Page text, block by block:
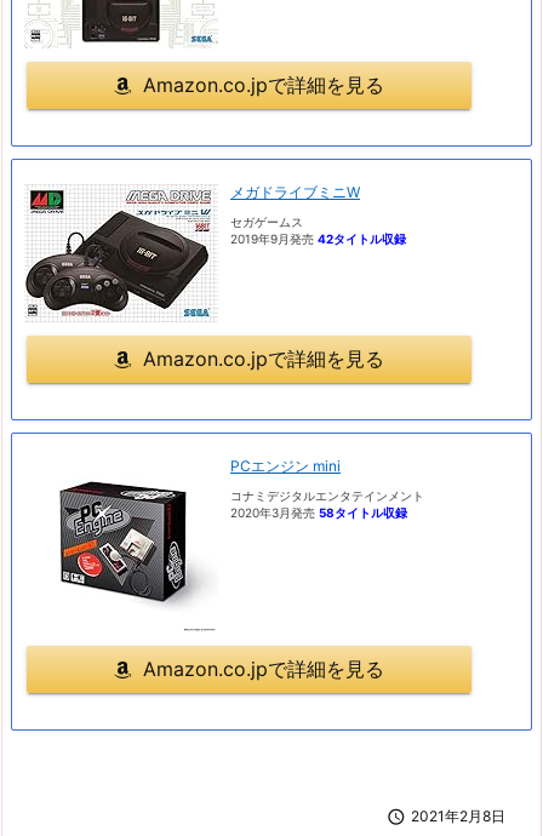
Amazon.co.jpで詳細を見る
メガドライブミニW
セガゲームス
2019年9月発売 42タイトル収録
Amazon.co.jpで詳細を見る
PCエンジン mini
コナミデジタルエンタテインメント
2020年3月発売 58タイトル収録
Amazon.co.jpで詳細を見る
 2021年2月8日